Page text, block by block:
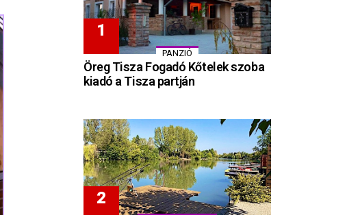
PANZIÓ
Öreg Tisza Fogadó Kőtelek szoba
kiadó a Tisza partján